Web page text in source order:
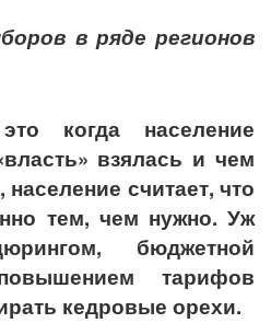
в ряде регионов
когда население
взялась и чем
население считает, что
тем, чем нужно. Уж
бюджетной
тарифов
кедровые орехи.